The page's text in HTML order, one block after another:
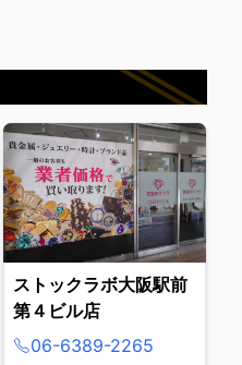
ストックラボ大阪駅前
第４ビル店
06-6389-2265